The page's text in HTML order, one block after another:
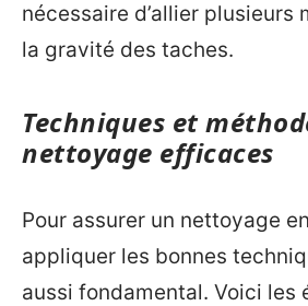
nécessaire d’allier plusieurs
la gravité des taches.
Techniques et
nettoyage efficaces
Pour assurer un nettoyage
appliquer les bonnes
aussi fondamental. Voici les